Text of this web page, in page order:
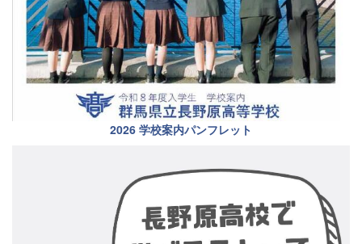
2026 学校案内パンフレット